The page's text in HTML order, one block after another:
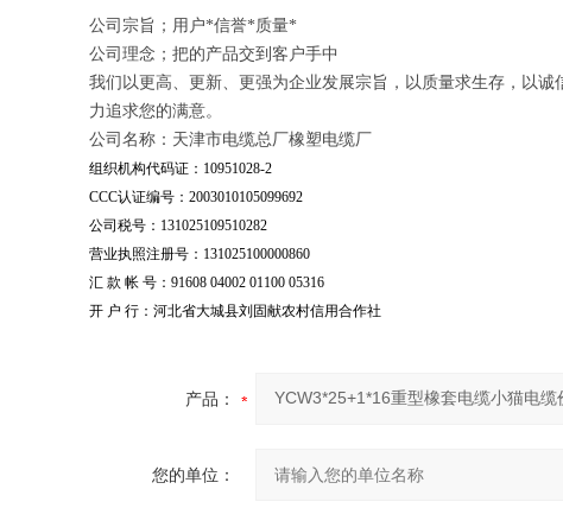
公司宗旨；用户*信誉*质量*
公司理念；把的产品交到客户手中
我们以更高、更新、更强为企业发展宗旨，以质量求生存，以
力追求您的满意。
公司名称：天津市电缆总厂橡塑电缆厂
组织机构代码证：10951028-2
CCC认证编号：2003010105099692
公司税号：131025109510282
营业执照注册号：131025100000860
汇 款 帐 号：91608 04002 01100 05316
开 户 行：河北省大城县刘固献农村信用合作社
产品：
您的单位：